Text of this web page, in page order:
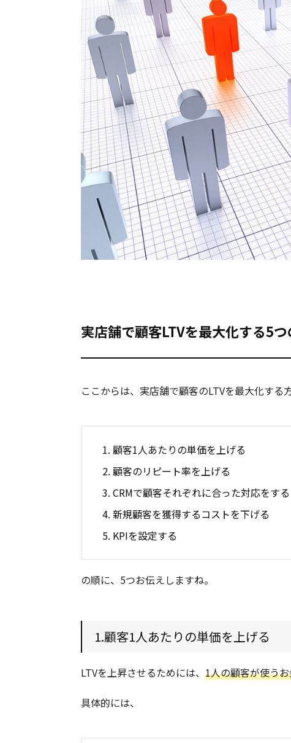
実店舗で顧客LTVを最大化する5
ここからは、実店舗で顧客のLTVを最大化する
顧客1人あたりの単価を上げる
顧客のリピート率を上げる
CRMで顧客それぞれに合った対応をする
新規顧客を獲得するコストを下げる
KPIを設定する
の順に、5つお伝えしますね。
1.顧客1人あたりの単価を上げる
LTVを上昇させるためには、 1人の顧客が使う
具体的には、